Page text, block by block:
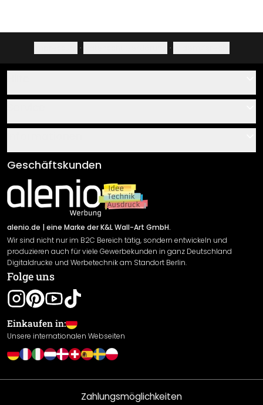
· ·
Über uns
Klebe- und Montageanleitungen
Newsletter An-/Abmeldung
Sendungsverfolgung
AGB
Impressum
Versand & Zahlung
Rücksendung
Widerrufsrecht
Datenschutzerklärung
Gewährleistung
Leistungserklärung / CE-Zeichen
Cookie Einstellungen
Geschäftskunden
alenio.de | eine Marke der K&L Wall-Art GmbH.
Wir sind nicht nur im B2C Bereich tätig, sondern entwickeln und
produzieren auch für viele Gewerbekunden in ganz Deutschland
Digitaldrucke und Werbetechnik am Standort Berlin.
Folge uns
Einkaufen in:
Unsere internationalen Webseiten
Zahlungsmöglichkeiten